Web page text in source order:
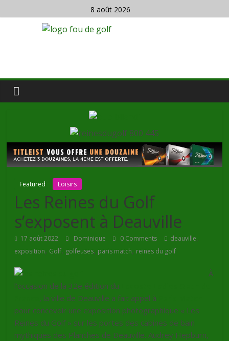
8 août 2026
Featured Loisirs
Les Reines du Golf
s’exposent à Deauville
17 août 2022 Dominique 0 Comments deauville,
exposition, Golf, golfeuses, paris match, reines du golf
À
l’occasion de la 32e édition du
, la ville de Deauville a fait appel à
pour concevoir une exposition photographique « Les
Reines du Golf » sur les portes des cabines de bain
mythiques des Planches de Deauville. Audrey Hepburn,